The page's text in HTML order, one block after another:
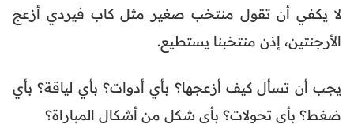
لا يكفي أن تقول منتخب صغير مثل كاب فيردي أزعج
الأرجنتين، إذن منتخبنا يستطيع.
يجب أن تسأل كيف أزعجها؟ بأي أدوات؟ بأي لياقة؟ بأي
ضغط؟ بأي تحولات؟ بأي شكل من أشكال المباراة؟